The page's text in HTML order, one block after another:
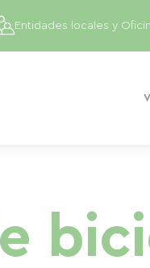
Entidades locales y